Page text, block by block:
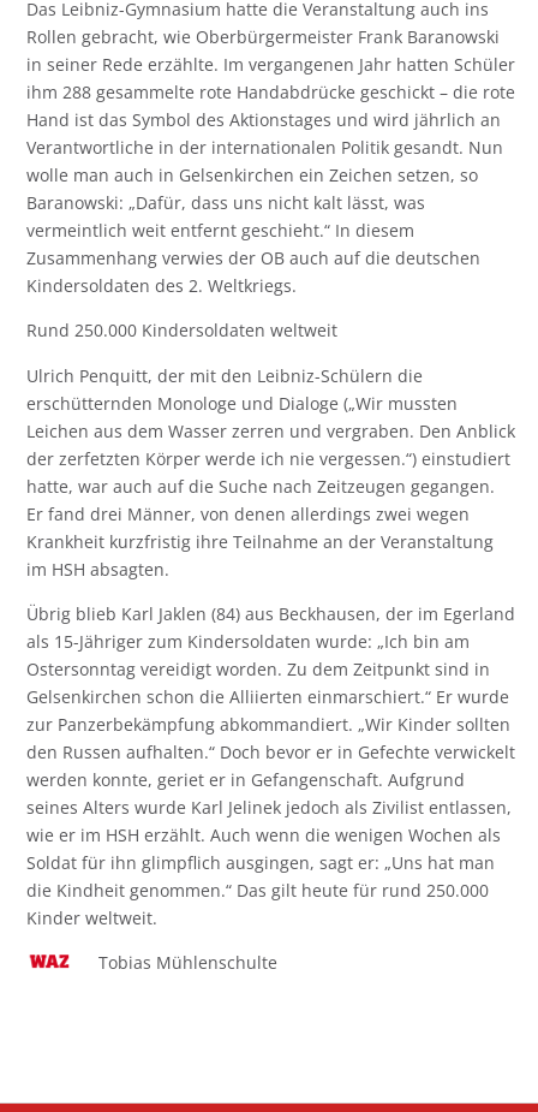
Das Leibniz-Gymnasium hatte die Veranstaltung auch ins
Rollen gebracht, wie Oberbürgermeister Frank Baranowski
in seiner Rede erzählte. Im vergangenen Jahr hatten Schüler
ihm 288 gesammelte rote Handabdrücke geschickt – die rote
Hand ist das Symbol des Aktionstages und wird jährlich an
Verantwortliche in der internationalen Politik gesandt. Nun
wolle man auch in Gelsenkirchen ein Zeichen setzen, so
Baranowski: „Dafür, dass uns nicht kalt lässt, was
vermeintlich weit entfernt geschieht.“ In diesem
Zusammenhang verwies der OB auch auf die deutschen
Kindersoldaten des 2. Weltkriegs.
Rund 250.000 Kindersoldaten weltweit
Ulrich Penquitt, der mit den Leibniz-Schülern die
erschütternden Monologe und Dialoge („Wir mussten
Leichen aus dem Wasser zerren und vergraben. Den Anblick
der zerfetzten Körper werde ich nie vergessen.“) einstudiert
hatte, war auch auf die Suche nach Zeitzeugen gegangen.
Er fand drei Männer, von denen allerdings zwei wegen
Krankheit kurzfristig ihre Teilnahme an der Veranstaltung
im HSH absagten.
Übrig blieb Karl Jaklen (84) aus Beckhausen, der im Egerland
als 15-Jähriger zum Kindersoldaten wurde: „Ich bin am
Ostersonntag vereidigt worden. Zu dem Zeitpunkt sind in
Gelsenkirchen schon die Alliierten einmarschiert.“ Er wurde
zur Panzerbekämpfung abkommandiert. „Wir Kinder sollten
den Russen aufhalten.“ Doch bevor er in Gefechte verwickelt
werden konnte, geriet er in Gefangenschaft. Aufgrund
seines Alters wurde Karl Jelinek jedoch als Zivilist entlassen,
wie er im HSH erzählt. Auch wenn die wenigen Wochen als
Soldat für ihn glimpflich ausgingen, sagt er: „Uns hat man
die Kindheit genommen.“ Das gilt heute für rund 250.000
Kinder weltweit.
Tobias Mühlenschulte